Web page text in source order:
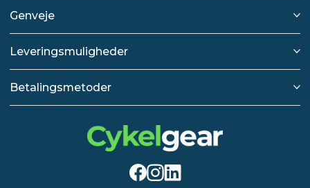
Genveje
Leveringsmuligheder
Betalingsmetoder